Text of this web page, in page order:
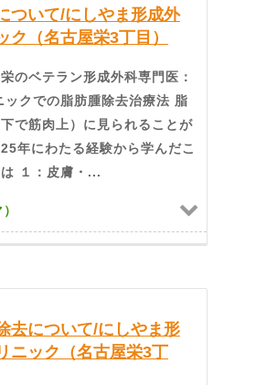
ついて/にしやま形成外
ク（名古屋栄3丁目）
のベテラン形成外科専門医：
クでの脂肪腫除去治療法 脂
で筋肉上）に見られることが
年にわたる経験から学んだこ
１：皮膚・...
去について/にしやま形
ニック（名古屋栄3丁